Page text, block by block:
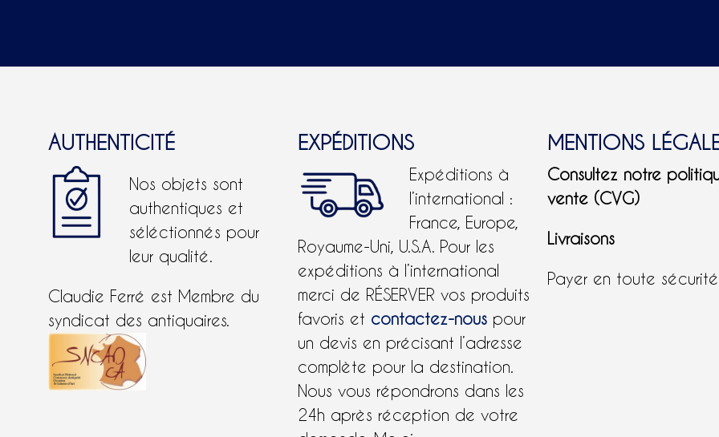
AUTHENTICITÉ
Nos objets sont
authentiques et
séléctionnés pour
leur qualité.
Claudie Ferré est Membre du
syndicat des antiquaires.
EXPÉDITIONS
Expéditions à
l’international :
France, Europe,
Royaume-Uni, U.S.A. Pour les
expéditions à l’international
merci de RÉSERVER vos produits
favoris et contactez-nous pour
un devis en précisant l’adresse
complète pour la destination.
Nous vous répondrons dans les
24h après réception de votre
MENTIONS
Consultez notre
vente (CVG)
Livraisons
Payer en toute